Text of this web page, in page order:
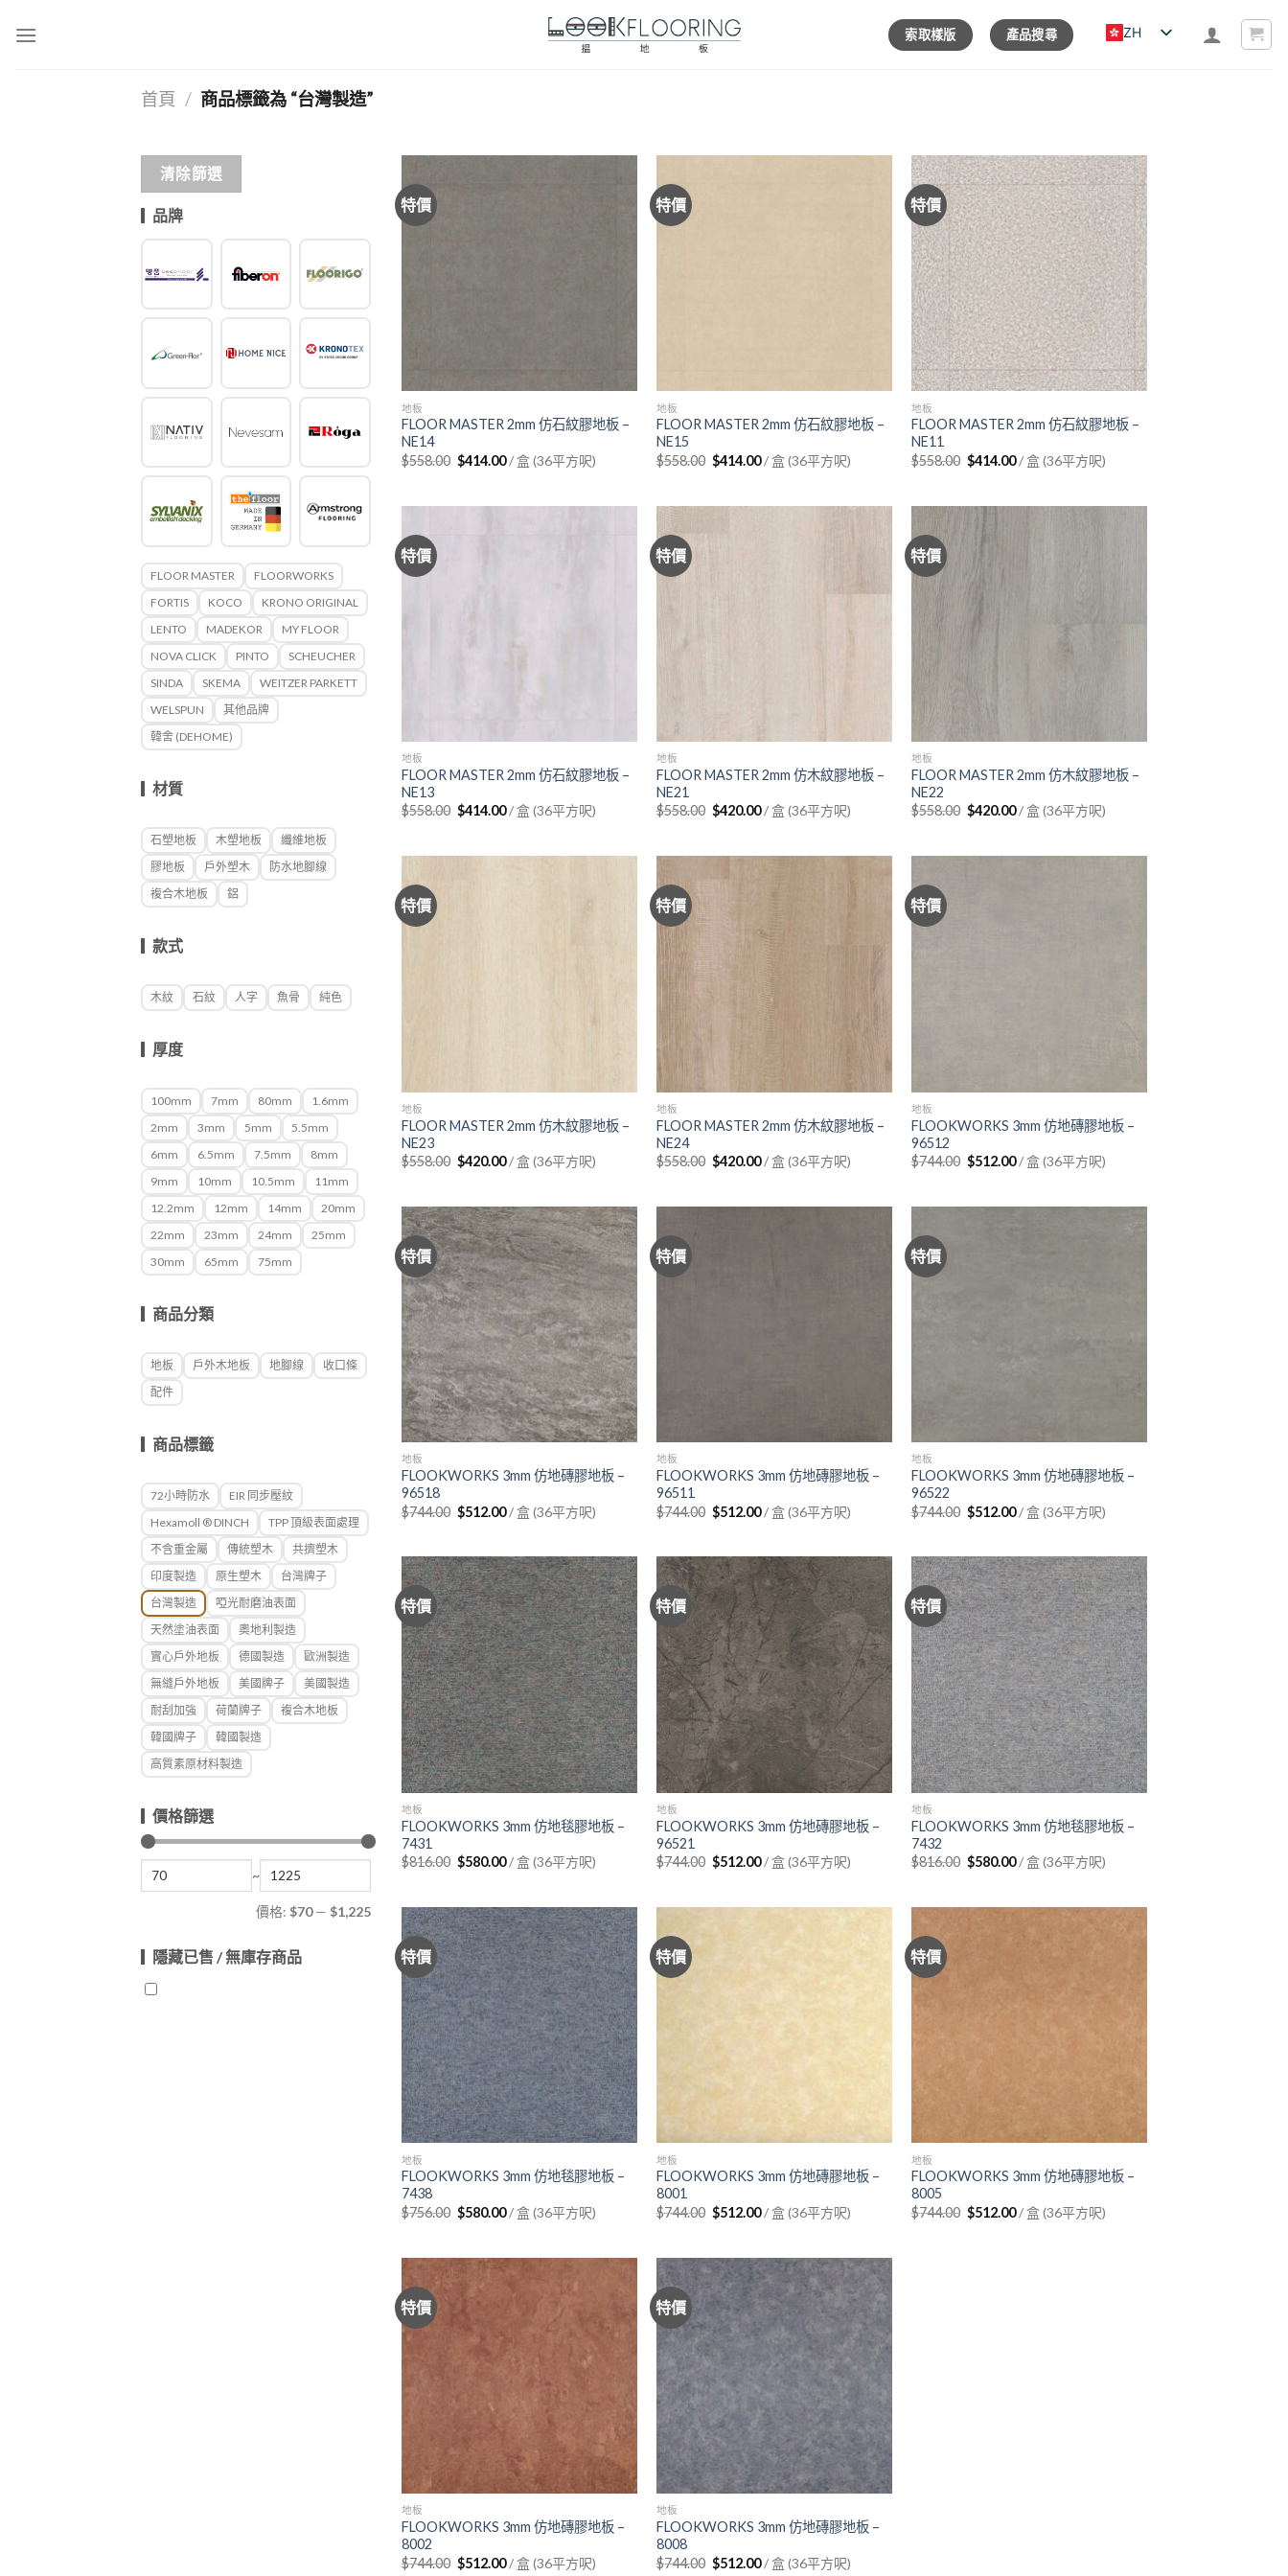
索取樣版 產品搜尋 ZH
首頁 / 商品標籤為 “台灣製造”
清除篩選
品牌
FLOOR MASTER
FLOORWORKS
FORTIS
KOCO
KRONO ORIGINAL
LENTO
MADEKOR
MY FLOOR
NOVA CLICK
PINTO
SCHEUCHER
SINDA
SKEMA
WEITZER PARKETT
WELSPUN
其他品牌
韓舍 (DEHOME)
材質
石塑地板 木塑地板
纖維地板
膠地板
戶外塑木
防水地腳線
複合木地板
鋁
款式
木紋 石紋 人字 魚骨 純色
厚度
100mm 7mm 80mm
1.6mm
2mm
3mm 5mm
5.5mm
6mm
6.5mm 7.5mm
8mm
9mm
10mm 10.5mm
11mm
12.2mm
12mm 14mm
20mm
22mm
23mm 24mm
25mm
30mm
65mm 75mm
商品分類
地板 戶外木地板 地腳線
收口條
配件
商品標籤
72小時防水
EIR 同步壓紋
Hexamoll ® DINCH
TPP 頂級表面處理
不含重金屬
傳統塑木
共擠塑木
印度製造
原生塑木
台灣牌子
台灣製造
啞光耐磨油表面
天然塗油表面
奧地利製造
實心戶外地板
德國製造
歐洲製造
無縫戶外地板
美國牌子
美國製造
耐刮加強
荷蘭牌子
複合木地板
韓國牌子
韓國製造
高質素原材料製造
價格篩選
~
價格: $70— $1,225
隱藏已售 / 無庫存商品
特價
地板
FLOOR MASTER 2mm 仿石紋膠地板 –
NE14
$558.00 Original
price
$414.00Current
price
/ 盒 (36平方呎)
特價
地板
FLOOR MASTER 2mm 仿石紋膠地板 –
NE15
$558.00 Original
price
$414.00Current
price
/ 盒 (36平方呎)
特價
地板
FLOOR MASTER 2mm 仿石紋膠地板 –
NE11
$558.00 Original
price
$414.00Current
price
/ 盒 (36平方呎)
特價
地板
FLOOR MASTER 2mm 仿石紋膠地板 –
NE13
$558.00 Original
$414.00Current
/ 盒 (36平方呎)
特價
地板
FLOOR MASTER 2mm 仿木紋膠地板 –
NE21
$558.00 Original
$420.00Current
/ 盒 (36平方呎)
特價
地板
FLOOR MASTER 2mm 仿木紋膠地板 –
NE22
$558.00 Original
$420.00Current
/ 盒 (36平方呎)
特價
地板
FLOOR MASTER 2mm 仿木紋膠地板 –
NE23
$558.00 Original
price
$420.00Current
price
/ 盒 (36平方呎)
特價
地板
FLOOR MASTER 2mm 仿木紋膠地板 –
NE24
$558.00 Original
price
$420.00Current
price
/ 盒 (36平方呎)
特價
地板
FLOOKWORKS 3mm 仿地磚膠地板 –
96512
$744.00 Original
price
$512.00Current
price
/ 盒 (36平方呎)
特價
地板
FLOOKWORKS 3mm 仿地磚膠地板 –
96518
$744.00 Original
price
$512.00Current
price
/ 盒 (36平方呎)
特價
地板
FLOOKWORKS 3mm 仿地磚膠地板 –
96511
$744.00 Original
price
$512.00Current
price
/ 盒 (36平方呎)
特價
地板
FLOOKWORKS 3mm 仿地磚膠地板 –
96522
$744.00 Original
price
$512.00Current
price
/ 盒 (36平方呎)
特價
地板
FLOOKWORKS 3mm 仿地毯膠地板 –
7431
$816.00 Original
price
$580.00Current
price
/ 盒 (36平方呎)
特價
地板
FLOOKWORKS 3mm 仿地磚膠地板 –
96521
$744.00 Original
price
$512.00Current
price
/ 盒 (36平方呎)
特價
地板
FLOOKWORKS 3mm 仿地毯膠地板 –
7432
$816.00 Original
price
$580.00Current
price
/ 盒 (36平方呎)
特價
地板
FLOOKWORKS 3mm 仿地毯膠地板 –
7438
$756.00 Original
price
$580.00Current
price
/ 盒 (36平方呎)
特價
地板
FLOOKWORKS 3mm 仿地磚膠地板 –
8001
$744.00 Original
price
$512.00Current
price
/ 盒 (36平方呎)
特價
地板
FLOOKWORKS 3mm 仿地磚膠地板 –
8005
$744.00 Original
price
$512.00Current
price
/ 盒 (36平方呎)
特價
地板
FLOOKWORKS 3mm 仿地磚膠地板 –
8002
$744.00 Original
$512.00Current
/ 盒 (36平方呎)
特價
地板
FLOOKWORKS 3mm 仿地磚膠地板 –
8008
$744.00 Original
$512.00Current
/ 盒 (36平方呎)